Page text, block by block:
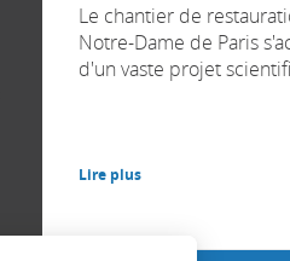
Le chantier de
Notre-Dame de Paris
d'un vaste projet
Lire plus